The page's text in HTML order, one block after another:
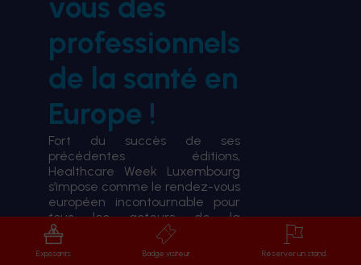
professionnels
de la santé en
Europe !
Fort du succès de ses
précédentes éditions,
Healthcare Week Luxembourg
s’impose comme le rendez-vous
européen incontournable pour
tous les acteurs de la
transformation du système de
santé.
Exposants Badge visiteur Réserver un stand